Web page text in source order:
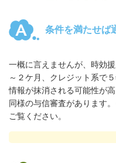
条件を満たせば
一概に言えませんが、時効
～２ケ月、クレジット系で
情報が抹消される可能性が
同様の与信審査があります
ご覧ください。